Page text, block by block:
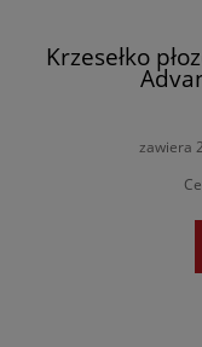
Krzesełko
zawiera